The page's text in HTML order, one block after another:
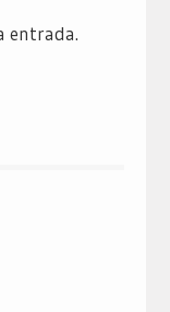
entrada.